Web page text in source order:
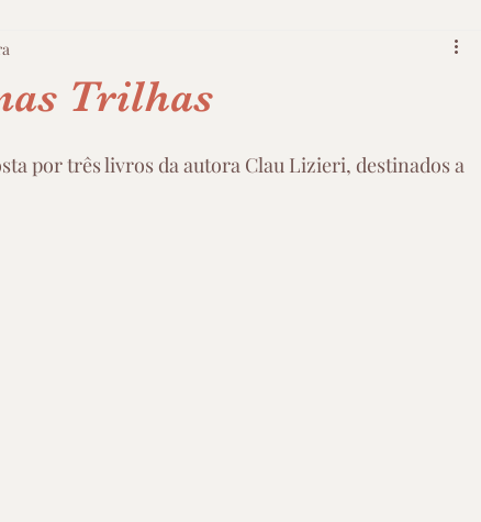
Trilhas
por três livros da autora Clau Lizieri, destinados a